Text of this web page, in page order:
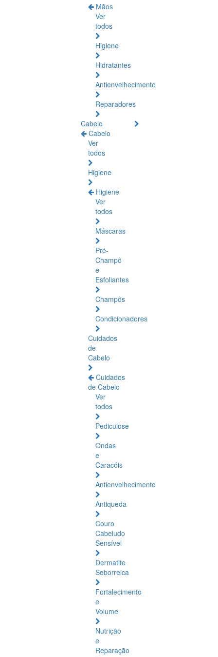
Mãos
Ver
todos
Higiene
Hidratantes
Antienvelhecimento
Reparadores
Cabelo
Cabelo
Ver
todos
Higiene
Higiene
Ver
todos
Máscaras
Pré-
Champô
e
Esfoliantes
Champôs
Condicionadores
Cuidados
de
Cabelo
Cuidados
de Cabelo
Ver
todos
Pediculose
Ondas
e
Caracóis
Antienvelhecimento
Antiqueda
Couro
Cabeludo
Sensível
Dermatite
Seborreica
Fortalecimento
e
Volume
Nutrição
e
Reparação